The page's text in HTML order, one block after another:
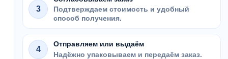
3
Подтверждаем стоимость и удобный
способ получения.
4
Отправляем или выдаём
Надёжно упаковываем и передаём заказ.